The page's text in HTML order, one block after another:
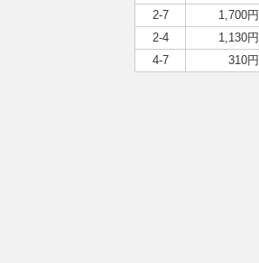
2-7
1,700円
2-4
1,130円
4-7
310円